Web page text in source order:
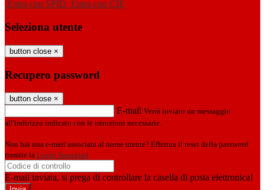
Entra con SPID Entra con CIE
Seleziona utente
button close ×
Recupero password
button close ×
E-mail Verrà inviato un messaggio
all'indirizzo indicato con le istruzioni necessarie.
Non hai una e-mail associata al nome utente? Effettua il reset della password
tramite la Login Spaggiari
E-mail inviata, si prega di controllare la casella di posta elettronica!